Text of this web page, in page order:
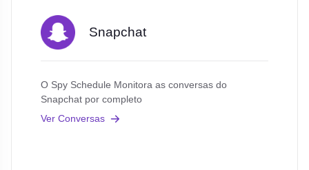
Snapchat
O Spy Schedule Monitora as conversas do
Snapchat por completo
Ver Conversas